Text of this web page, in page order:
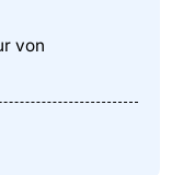
von